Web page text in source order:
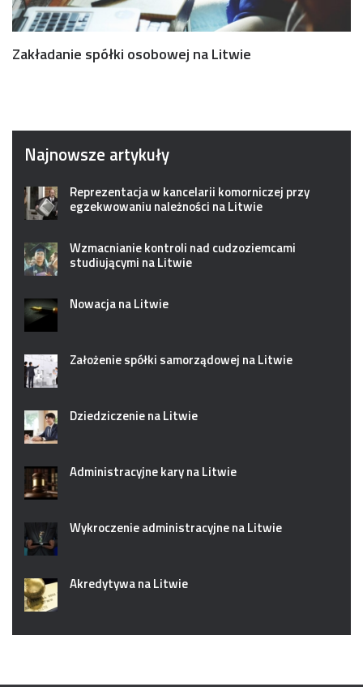
Zakładanie spółki osobowej na Litwie
Najnowsze artykuły
Reprezentacja w kancelarii komorniczej przy
egzekwowaniu należności na Litwie
Wzmacnianie kontroli nad cudzoziemcami
studiującymi na Litwie
Nowacja na Litwie
Założenie spółki samorządowej na Litwie
Dziedziczenie na Litwie
Administracyjne kary na Litwie
Wykroczenie administracyjne na Litwie
Akredytywa na Litwie